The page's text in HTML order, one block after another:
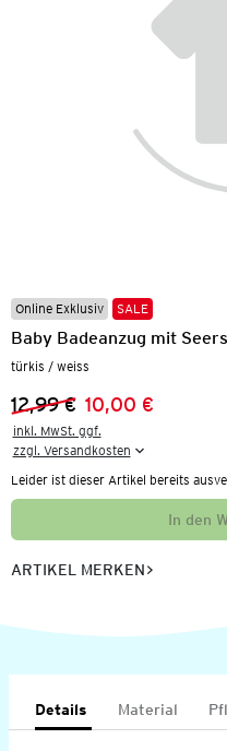
Online Exklusiv SALE
Baby Badeanzug mit
türkis / weiss
Vorheriger Preis:
12,99 €
Neuer Preis:
10,00 €
inkl. MwSt. ggf.
zzgl. Versandkosten
Leider ist dieser Artikel bereits
In den
ARTIKEL MERKEN
Details Material